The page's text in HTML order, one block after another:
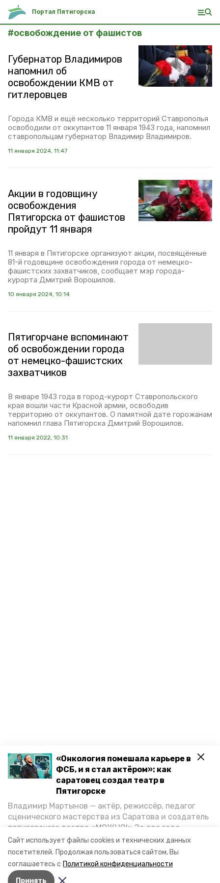
Сайт использует файлы cookies и технических данных
посетителей. Продолжая пользоваться сайтом, Вы
соглашаетесь с Политикой конфиденциальности
Принять
«Онкология помешала карьере в
ФСБ, и я стал актёром»: как
саратовец создал театр в
Пятигорске
Владимир Мартынов — актёр, режиссёр, педагог
сценического мастерства из Саратова и создатель
пятигорского театра «МОЖНО!» За два года
существования театр выпустил восемь спектаклей,
впереди — новые премьеры. О том, как стал
артистом, попал в Пятигорск и собрал труппу,
режиссёр рассказал корреспонденту «Портала
Портал Пятигорска
#освобождение от фашистов
Губернатор Владимиров
напомнил об
освобождении КМВ от
гитлеровцев
Города КМВ и ещё несколько территорий Ставрополья
освободили от оккупантов 11 января 1943 года, напомнил
ставропольцам губернатор Владимир Владимиров.
11 января 2024, 11:47
Акции в годовщину
освобождения
Пятигорска от фашистов
пройдут 11 января
11 января в Пятигорске организуют акции, посвящённые
81-й годовщине освобождения города от немецко-
фашистских захватчиков, сообщает мэр города-
курорта Дмитрий Ворошилов.
10 января 2024, 10:14
Пятигорчане вспоминают
об освобождении города
от немецко-фашистских
захватчиков
В январе 1943 года в город-курорт Ставропольского
края вошли части Красной армии, освободив
территорию от оккупантов. О памятной дате горожанам
напомнил глава Пятигорска Дмитрий Ворошилов.
11 января 2022, 10:31